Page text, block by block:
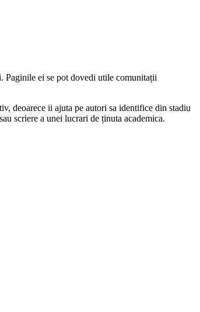
Paginile ei se pot dovedi utile comunitații
deoarece ii ajuta pe autori sa identifice din stadiu
scriere a unei lucrari de ținuta academica.